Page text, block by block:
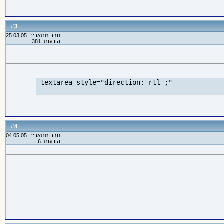
#
3
חבר מתאריך: 25.03.05
הודעות: 381
textarea style="direction: rtl ;"
#
4
חבר מתאריך: 04.05.05
הודעות: 6